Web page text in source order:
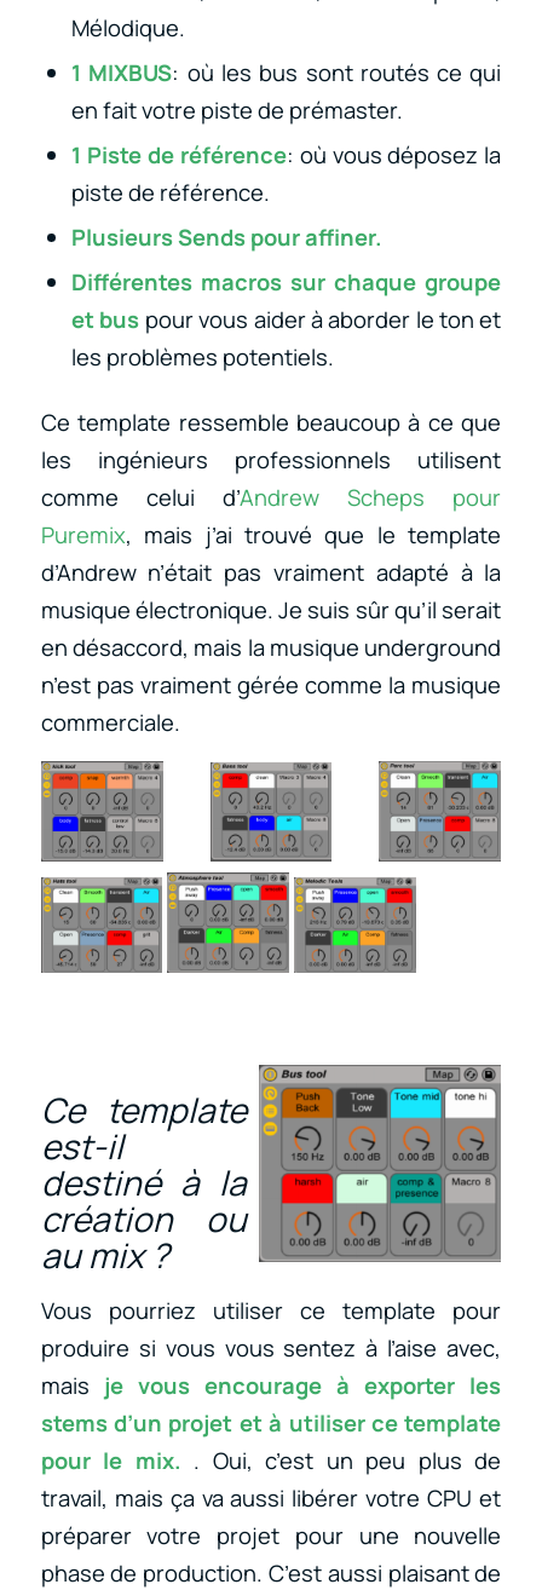
Mélodique.
1 MIXBUS: où les bus sont routés ce qui
en fait votre piste de prémaster.
1 Piste de référence: où vous déposez la
piste de référence.
Plusieurs Sends pour affiner.
Différentes macros sur chaque groupe
et bus pour vous aider à aborder le ton et
les problèmes potentiels.
Ce template ressemble beaucoup à ce que
les ingénieurs professionnels utilisent
comme celui d’Andrew Scheps pour
Puremix, mais j’ai trouvé que le template
d’Andrew n’était pas vraiment adapté à la
musique électronique. Je suis sûr qu’il serait
en désaccord, mais la musique underground
n’est pas vraiment gérée comme la musique
commerciale.
Ce template
est-il
destiné à la
création ou
au mix ?
Vous pourriez utiliser ce template pour
produire si vous vous sentez à l’aise avec,
mais je vous encourage à exporter les
stems d’un projet et à utiliser ce template
pour le mix. . Oui, c’est un peu plus de
travail, mais ça va aussi libérer votre CPU et
préparer votre projet pour une nouvelle
phase de production. C’est aussi plaisant de